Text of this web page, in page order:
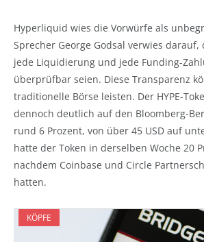
Hyperliquid wies die Vorwürfe als
Sprecher George Godsal verwies darauf,
jede Liquidierung und jede Funding-
überprüfbar seien. Diese Transparenz
traditionelle Börse leisten. Der HYPE-
dennoch deutlich auf den Bloomberg-
rund 6 Prozent, von über 45 USD auf
hatte der Token in derselben Woche 20
nachdem Coinbase und Circle
hatten.
KÖPFE